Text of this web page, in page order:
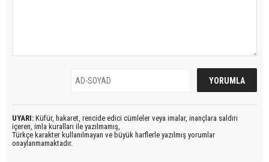
UYARI: Küfür, hakaret, rencide edici cümleler veya imalar, inançlara saldırı
içeren, imla kuralları ile yazılmamış,
Türkçe karakter kullanılmayan ve büyük harflerle yazılmış yorumlar
onaylanmamaktadır.